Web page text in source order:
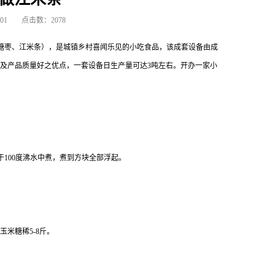
点击数：2078
、江米条），是城镇乡村喜闻乐见的小吃食品，该成套设备由成
产品质量好之优点，一套设备日生产量可达3吨左右。开办一家小
度沸水中煮，煮到方块全部浮起。
米糖稀5-8斤。